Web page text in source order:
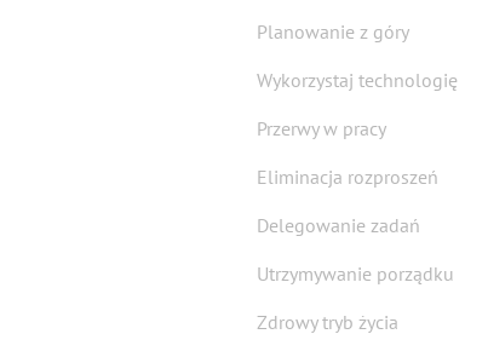
Planowanie z góry
Wykorzystaj technologię
Przerwy w pracy
Eliminacja rozproszeń
Delegowanie zadań
Utrzymywanie porządku
Zdrowy tryb życia